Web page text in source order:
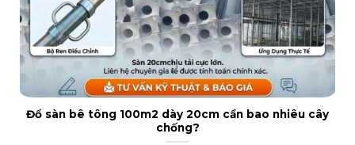
Đổ sàn bê tông 100m2 dày 20cm cần bao nhiêu cây
chống?